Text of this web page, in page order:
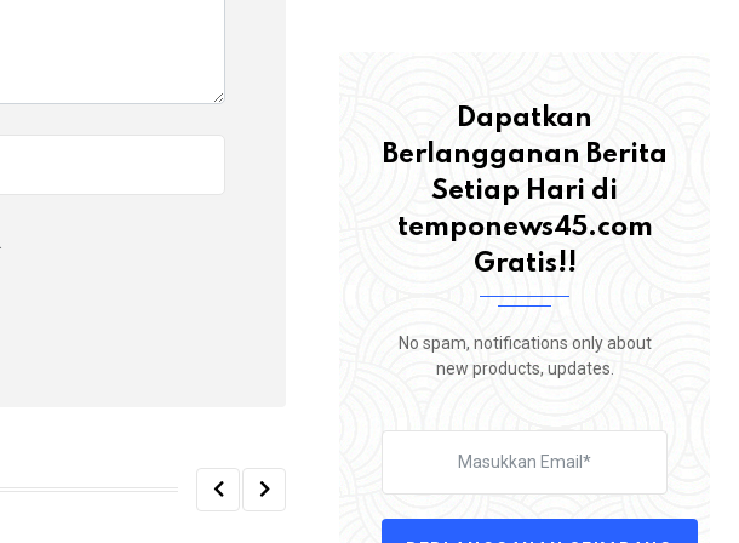
Dapatkan
Berlangganan Berita
Setiap Hari di
temponews45.com
Gratis!!
No spam, notifications only about
new products, updates.